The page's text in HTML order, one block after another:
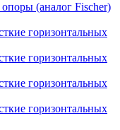
(аналог Fischer)
горизонтальных
горизонтальных
горизонтальных
горизонтальных